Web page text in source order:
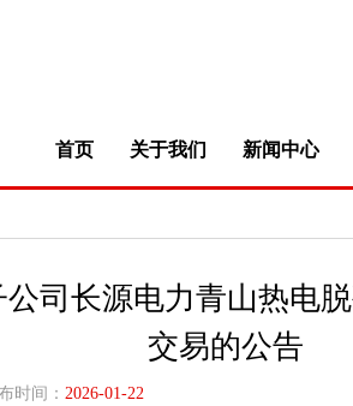
首页 关于我们 新闻中心
公司长源电力青山热电
交易的公告
时间： 2026-01-22